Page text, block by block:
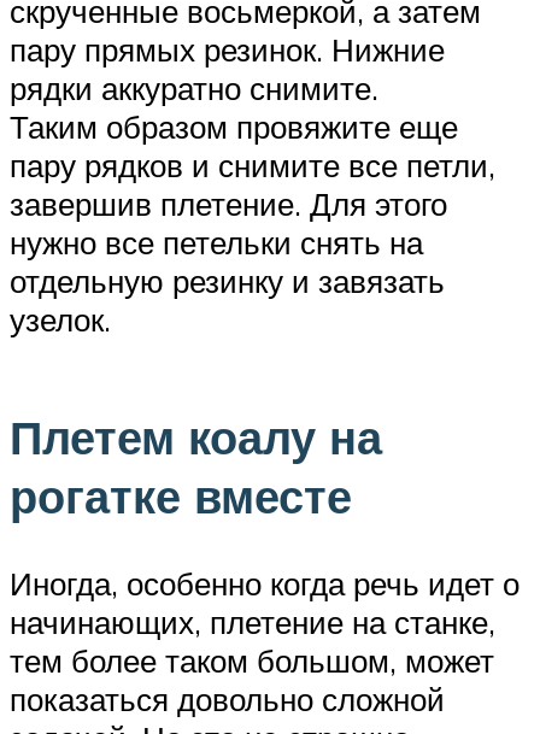
скрученные восьмеркой, а затем
пару прямых резинок. Нижние
рядки аккуратно снимите.
Таким образом провяжите еще
пару рядков и снимите все петли,
завершив плетение. Для этого
нужно все петельки снять на
отдельную резинку и завязать
узелок.
Плетем коалу на
рогатке вместе
Иногда, особенно когда речь идет о
начинающих, плетение на станке,
тем более таком большом, может
показаться довольно сложной